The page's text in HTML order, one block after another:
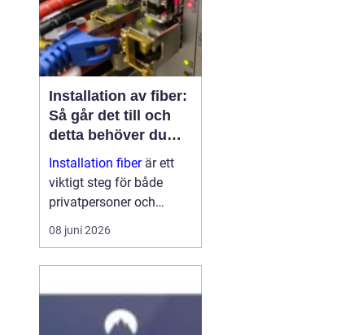
föra11 juni 2026
Installation av fiber:
Så går det till och
detta behöver du
veta
Installation fiberär ett
viktigt steg för både
privatpersoner och
företag som vill ha
stabilt och snabbt
tekniker och bra
utrustning få...
08 juni 2026